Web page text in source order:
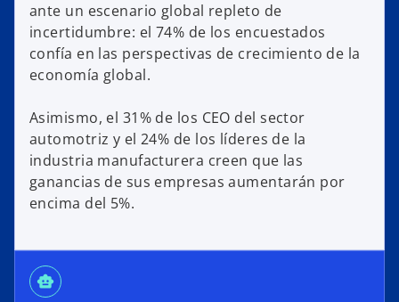
ante un escenario global repleto de
incertidumbre: el 74% de los encuestados
confía en las perspectivas de crecimiento de la
economía global.
Asimismo, el 31% de los CEO del sector
automotriz y el 24% de los líderes de la
industria manufacturera creen que las
ganancias de sus empresas aumentarán por
encima del 5%.
smart_toy